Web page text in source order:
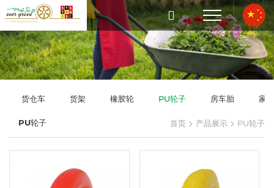
货仓车 货架 橡胶轮 PU轮子 房车胎 家
PU轮子 首页 > 产品展示 > PU轮子